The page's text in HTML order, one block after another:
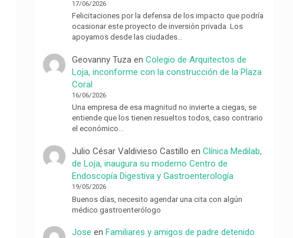
17/06/2026
Felicitaciones por la defensa de los impacto que podría
ocasionar este proyecto de inversión privada. Los
apoyamos desde las ciudades…
Geovanny Tuza enColegio de Arquitectos de
Loja, inconforme con la construcción de la Plaza
Coral
16/06/2026
Una empresa de esa magnitud no invierte a ciegas, se
entiende que los tienen resueltos todos, caso contrario
el económico…
Julio César Valdivieso Castillo enClínica Medilab,
de Loja, inaugura su moderno Centro de
Endoscopía Digestiva y Gastroenterología
19/05/2026
Buenos días, necesito agendar una cita con algún
médico gastroenterólogo
Jose enFamiliares y amigos de padre detenido